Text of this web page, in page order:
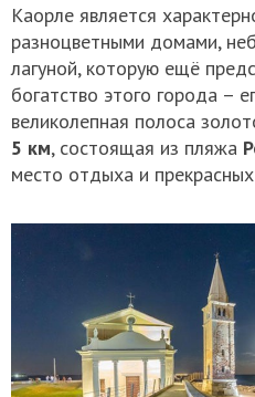
Каорле является
разноцветными домами,
лагуной, которую ещё
богатство этого города –
великолепная полоса
5 км, состоящая из пляжа
место отдыха и прекрасных